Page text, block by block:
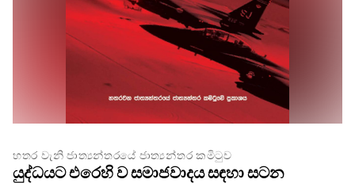
හතර වැනි ජාත්‍යන්තරයේ ජාත්‍යන්තර කමිටුව
යුද්ධයට එරෙහි ව සමාජවාදය සඳහා සටන